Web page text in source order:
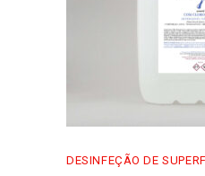
DESINFEÇÃO DE